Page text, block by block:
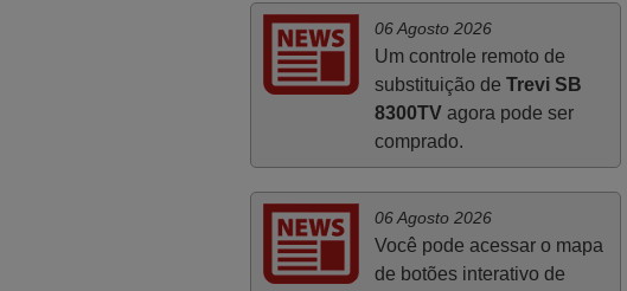
MÁXIMA DE 5 ESTRELAS.
Sinceramente, faço votos para que assim
continuem, pois infelizmente vai sendo
raro encontrar Empresas cuja relação
online com o cliente seja tão prática e
eficiente como a demonstrada por vós.
PORTUGAL
06 Agosto 2026
Um controle remoto de
substituição de Trevi SB
8300TVagora pode ser
comprado.
06 Agosto 2026
Você pode acessar o mapa
de botões interativo de